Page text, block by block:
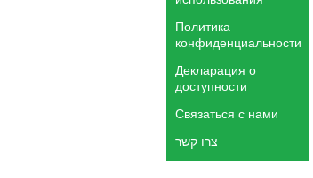
Политика
конфиденциальности
Декларация о
доступности
Связаться с нами
צרו קשר